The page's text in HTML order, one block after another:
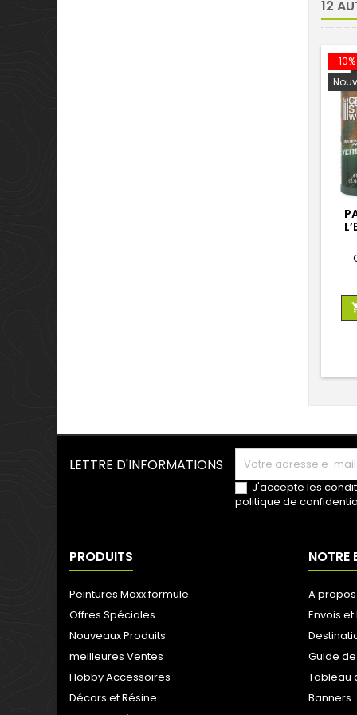
12
-10%
LETTRE D'INFORMATIONS
J'accepte les
politique de
PRODUITS
Peintures Maxx formule
Offres Spéciales
Nouveaux Produits
meilleures Ventes
Hobby Accessoires
Décors et Résine
NOTRE
A propos
Envois
Guide
Tableau
Banners